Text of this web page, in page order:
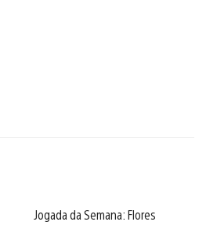
Jogada da Semana: Flores